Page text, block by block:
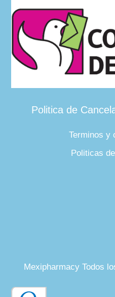
Politica de
Terminos y
Politicas
Mexipharmacy Todos